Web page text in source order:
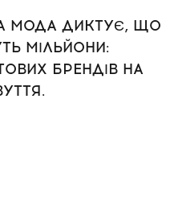
МОДА ДИКТУЄ, ЩО
МІЛЬЙОНИ:
БРЕНДІВ НА